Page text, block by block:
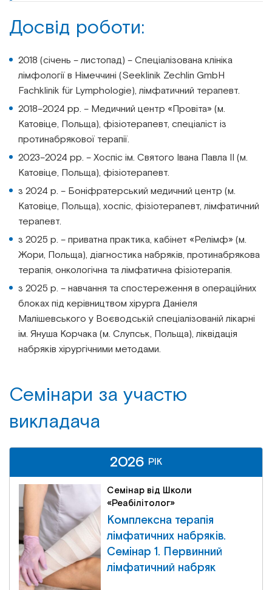
Досвід роботи:
2018 (січень – листопад) – Спеціалізована клініка
лімфології в Німеччині (Seeklinik Zechlin GmbH
Fachklinik für Lymphologie), лімфатичний терапевт.
2018–2024 рр. – Медичний центр «Провіта» (м.
Катовіце, Польща), фізіотерапевт, спеціаліст із
протинабрякової терапії.
2023–2024 рр. – Хоспіс ім. Святого Івана Павла ІІ (м.
Катовіце, Польща), фізіотерапевт.
з 2024 р. – Боніфратерський медичний центр (м.
Катовіце, Польща), хоспіс, фізіотерапевт, лімфатичний
терапевт.
з 2025 р. – приватна практика, кабінет «Релімф» (м.
Жори, Польща), діагностика набряків, протинабрякова
терапія, онкологічна та лімфатична фізіотерапія.
з 2025 р. – навчання та спостереження в операційних
блоках під керівництвом хірурга Даніеля
Малішевського у Воєводській спеціалізованій лікарні
ім. Януша Корчака (м. Слупськ, Польща), ліквідація
набряків хірургічними методами.
Семінари за участю
викладача
Семінар від Школи
«Реабілітолог»
Комплексна терапія
лімфатичних набряків.
Семінар 1. Первинний
лімфатичний набряк
2026 РІК